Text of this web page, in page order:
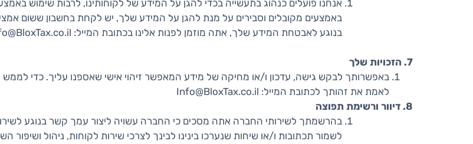
אנחנו פועלים כנהוג בתעשייה בכדי להגן על המידע של לקוחותינו, לרבות שימוש
באמצעים מקובלים וסבירים על מנת להגן על המידע שלך, יש לקחת בחשבון ששום
בנוגע לאבטחת המידע שלך, אתה מוזמן לפנות אלינו בכתובת המייל: Info@BloxTax.co.il.
7. הזכויות שלך
באפשרותך לבקש גישה, עדכון ו/או מחיקה של מידע המאפשר זיהוי אישי שאספנו עליך. כדי לממש
לאמת את זהותך לכתובת המייל: Info@BloxTax.co.il
8. דיוור ורשימת תפוצה
לשמור תכתובות ו/או שיחות שנערכו בינינו לבינך לצרכי שירות לקוחות, ניהול